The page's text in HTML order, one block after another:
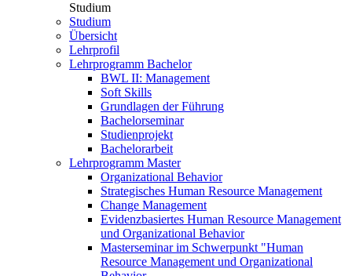
Studium
Studium
Übersicht
Lehrprofil
Lehrprogramm Bachelor
BWL II: Management
Soft Skills
Grundlagen der Führung
Bachelorseminar
Studienprojekt
Bachelorarbeit
Lehrprogramm Master
Organizational Behavior
Strategisches Human Resource Management
Change Management
Evidenzbasiertes Human Resource Management
und Organizational Behavior
Masterseminar im Schwerpunkt "Human
Resource Management und Organizational